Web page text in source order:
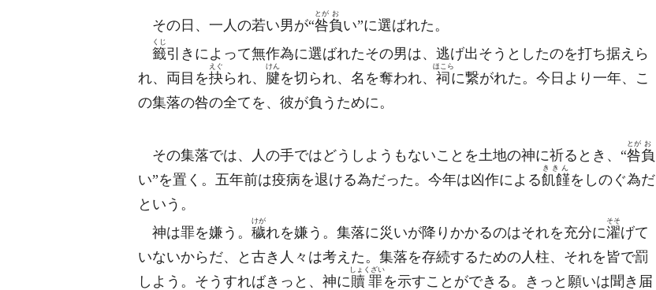
その日、一人の若い男が“咎
とが
負
お
い”に選ばれた。
籤
くじ
引きによって無作為に選ばれたその男は、逃げ出そうとしたのを打ち据えら
れ、両目を抉
えぐ
られ、 腱
けん
を切られ、名を奪われ、 祠
ほこら
に繋がれた。今日より一年、こ
の集落の咎の全てを、彼が負うために。
その集落では、人の手ではどうしようもないことを土地の神に祈るとき、“咎
とが
負
お
い”を置く。五年前は疫病を退ける為だった。今年は凶作による飢饉
ききん
をしのぐ為だ
という。
神は罪を嫌う。 穢
けが
れを嫌う。集落に災いが降りかかるのはそれを充分に濯
そそ
げて
いないからだ、と古き人々は考えた。集落を存続するための人柱、それを皆で罰
しよう。そうすればきっと、神に贖罪
しょくざい
を示すことができる。きっと願いは聞き届